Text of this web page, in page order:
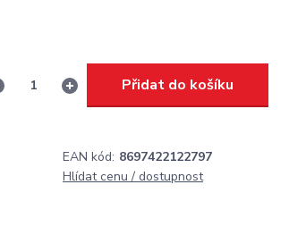
Přidat do košíku
EAN kód: 8697422122797
Hlídat cenu / dostupnost